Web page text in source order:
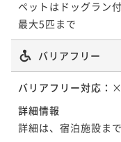
ペットはドッグラン
最大5匹まで
バリアフリー
バリアフリー対応： ×
詳細情報
詳細は、宿泊施設ま